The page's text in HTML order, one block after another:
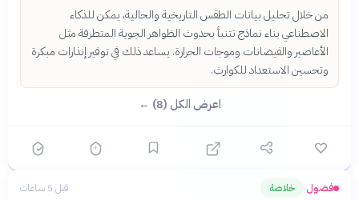
من خلال تحليل بيانات الطقس التاريخية والحالية، يمكن للذكاء
الاصطناعي بناء نماذج تتنبأ بحدوث الظواهر الجوية المتطرفة مثل
الأعاصير والفيضانات وموجات الحرارة. يساعد ذلك في توفير إنذارات مبكرة
وتحسين الاستعداد للكوارث.
اعرض الكل (8) ←
فضول› خلاصة قبل 5 ساعات